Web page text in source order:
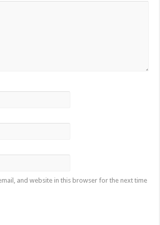
and website in this browser for the next time